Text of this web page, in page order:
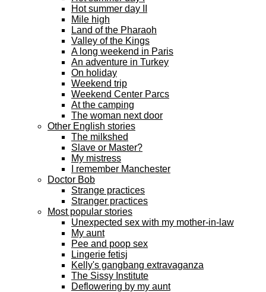
Hot summer day II
Mile high
Land of the Pharaoh
Valley of the Kings
A long weekend in Paris
An adventure in Turkey
On holiday
Weekend trip
Weekend Center Parcs
At the camping
The woman next door
Other English stories
The milkshed
Slave or Master?
My mistress
I remember Manchester
Doctor Bob
Strange practices
Stranger practices
Most popular stories
Unexpected sex with my mother-in-law
My aunt
Pee and poop sex
Lingerie fetisj
Kelly's gangbang extravaganza
The Sissy Institute
Deflowering by my aunt